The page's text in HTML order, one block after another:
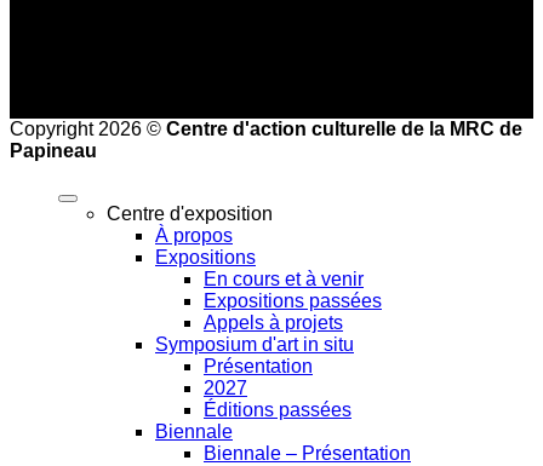
Copyright 2026 © Centre d'action culturelle de la MRC de
Papineau
Centre d'exposition
À propos
Expositions
En cours et à venir
Expositions passées
Appels à projets
Symposium d'art in situ
Présentation
2027
Éditions passées
Biennale
Biennale – Présentation